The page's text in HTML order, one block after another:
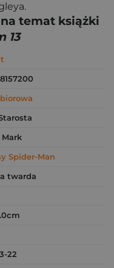
temat książki
13
Spider-Man
twarda
22